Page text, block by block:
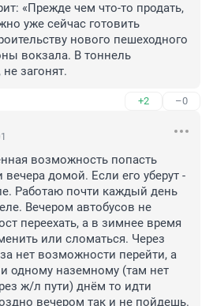
«Прежде чем что-то продать,
уже сейчас готовить
нового пешеходного
вокзала. В тоннель
загонят.
+2 –0
возможность попасть
вечера домой. Если его уберут -
Работаю почти каждый день
Вечером автобусов не
переехать, а в зимнее время
или сломаться. Через
нет возможности перейти, а
одному наземному (там нет
ж/л пути) днём то идти
вечером так и не пойдешь.